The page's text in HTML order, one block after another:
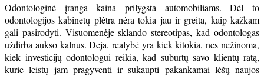
Odontologinė įranga kaina prilygsta automobiliams. Dėl to
odontologijos kabinetų plėtra nėra tokia jau ir greita, kaip kažkam
gali pasirodyti. Visuomenėje sklando stereotipas, kad odontologas
uždirba aukso kalnus. Deja, realybė yra kiek kitokia, nes nežinoma,
kiek investicijų odontologui reikia, kad suburtų savo klientų ratą,
kurie leistų jam pragyventi ir sukaupti pakankamai lėšų naujos